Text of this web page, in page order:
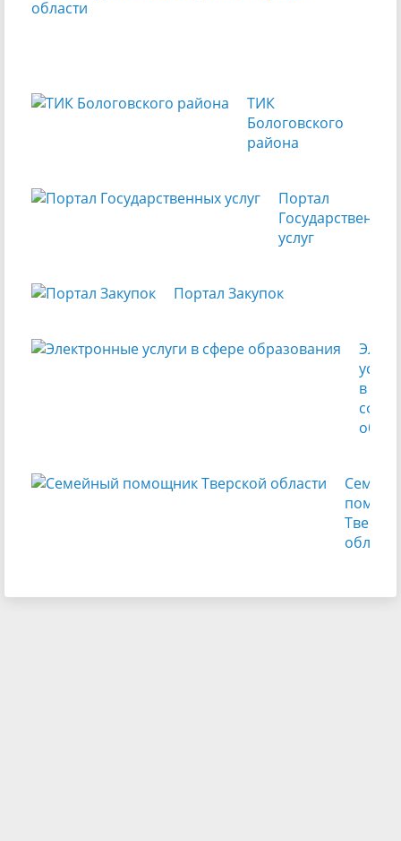
ТИК
Бологовского
района
Портал
Государственных
услуг
Портал Закупок
в
сфере
области